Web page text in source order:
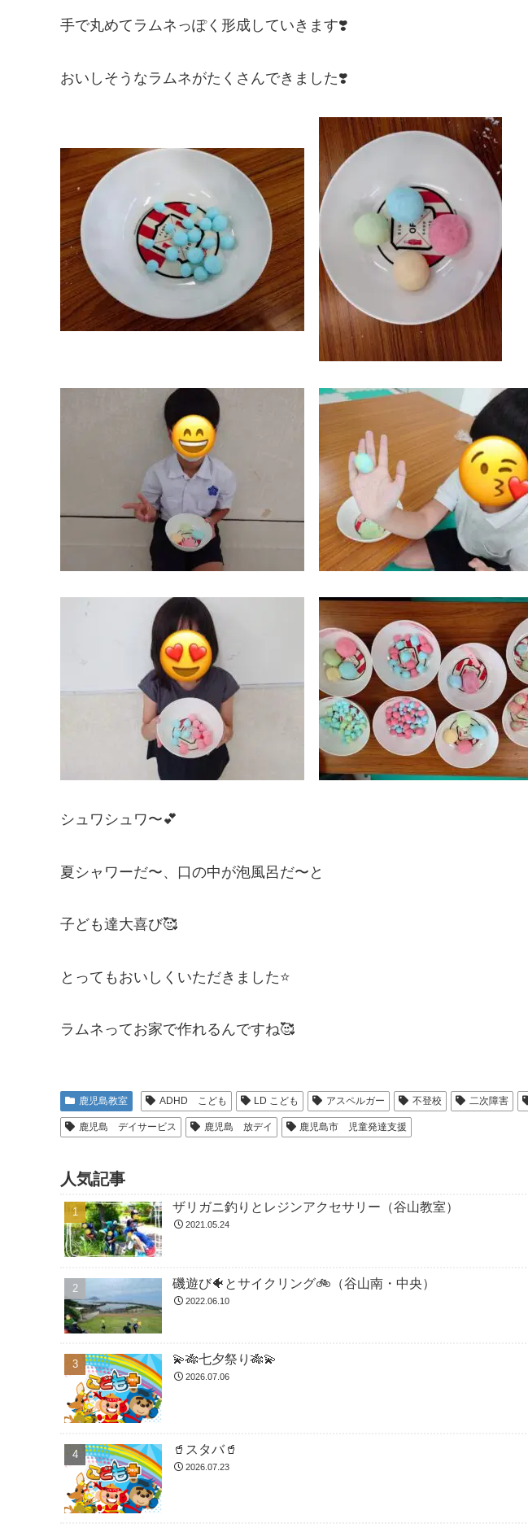
手で丸めてラムネっぽく形成していきます❣️
おいしそうなラムネがたくさんできました❣️
シュワシュワ〜💕
夏シャワーだ〜、口の中が泡風呂だ〜と
子ども達大喜び🥰
とってもおいしくいただきました⭐️
ラムネってお家で作れるんですね🥰
鹿児島教室 ADHD こども LD こども アスペルガー 不登校 二次障害
鹿児島 デイサービス 鹿児島 放デイ 鹿児島市 児童発達支援
人気記事
ザリガニ釣りとレジンアクセサリー（谷山教室）
2021.05.24
磯遊び🐠とサイクリング🚲（谷山南・中央）
2022.06.10
💫🎋七夕祭り🎋💫
2026.07.06
🥤スタバ🥤
2026.07.23